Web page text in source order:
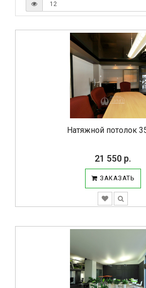
Натяжной потолок
21 550 р.
ЗАКАЗАТЬ